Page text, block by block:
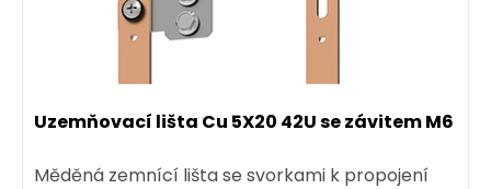
Uzemňovací lišta Cu 5X20 42U se závitem M6
Měděná zemnící lišta se svorkami k propojení